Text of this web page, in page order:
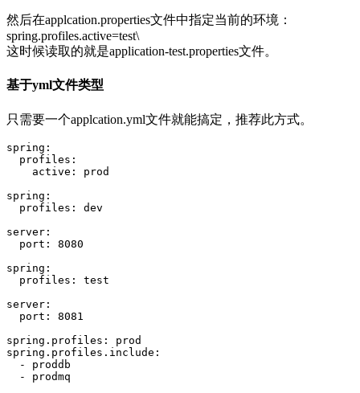
然后在applcation.properties文件中指定当前的环境：
spring.profiles.active=test\
这时候读取的就是application-test.properties文件。
基于yml文件类型
只需要一个applcation.yml文件就能搞定，推荐此方式。
spring :
profiles :
active :
prod
spring :
profiles :
dev
server :
port :
8080
spring :
profiles :
test
server :
port :
8081
spring . profiles :
prod
spring . profiles . include :
-
proddb
-
prodmq